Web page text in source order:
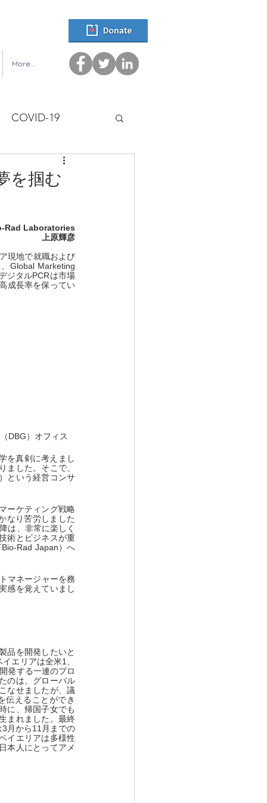
More...
COVID-19
を掴む
Rad Laboratories
上原輝彦
現地で就職および
Global Marketing
ジタルPCRは市場
成長率を保ってい
DBG）オフィス
を真剣に考えまし
ました。そこで、
という経営コンサ
ーケティング戦略
なり苦労しました
は、非常に楽しく
術とビジネスが重
Rad Japan）へ
マネージャーを務
感を覚えていまし
品を開発したいと
エリアは全米1、
発する一連のプロ
のは、グローバル
なせましたが、議
伝えることができ
に、帰国子女でも
まれました。最終
月から11月までの
イエリアは多様性
本人にとってアメ